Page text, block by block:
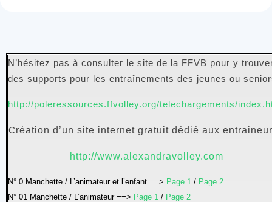
N’hésitez pas à consulter le site de la FFVB pour y
des supports pour les entraînements des jeunes ou
http://poleressources.ffvolley.org/telechargements/
Création d’un site internet gratuit dédié aux
http://www.alexandravolley.com
N° 0 Manchette / L’animateur et l’enfant ==> Page 1 / Page 2
N° 01 Manchette / L’animateur ==> Page 1 / Page 2